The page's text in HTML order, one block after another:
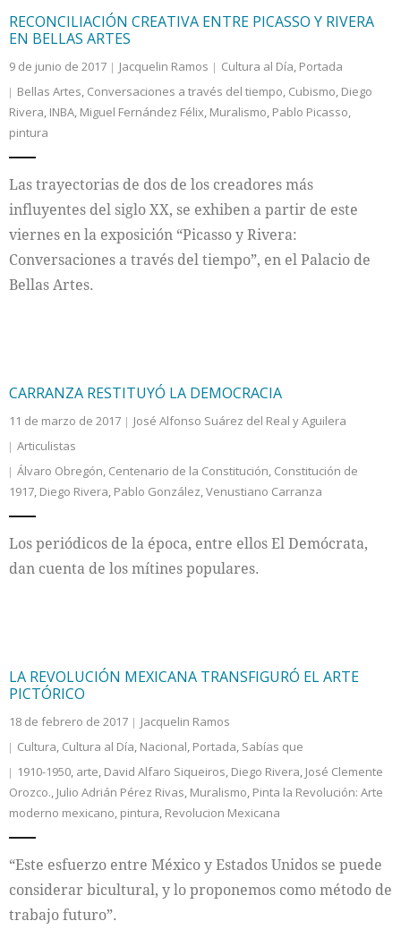
RECONCILIACIÓN CREATIVA ENTRE PICASSO Y RIVERA
EN BELLAS ARTES
9 de junio de 2017 Jacquelin Ramos Cultura al Día, Portada
Bellas Artes, Conversaciones a través del tiempo, Cubismo, Diego
Rivera, INBA, Miguel Fernández Félix, Muralismo, Pablo Picasso,
pintura
Las trayectorias de dos de los creadores más
influyentes del siglo XX, se exhiben a partir de este
viernes en la exposición “Picasso y Rivera:
Conversaciones a través del tiempo”, en el Palacio de
Bellas Artes.
CARRANZA RESTITUYÓ LA DEMOCRACIA
11 de marzo de 2017
José Alfonso Suárez del Real y Aguilera
Articulistas
Álvaro Obregón, Centenario de la Constitución, Constitución de
1917, Diego Rivera, Pablo González,Venustiano Carranza
Los periódicos de la época, entre ellos El Demócrata,
dan cuenta de los mítines populares.
LA REVOLUCIÓN MEXICANA TRANSFIGURÓ EL ARTE
PICTÓRICO
18 de febrero de 2017
Jacquelin Ramos
Cultura, Cultura al Día, Nacional, Portada, Sabías que
1910-1950, arte, David Alfaro Siqueiros, Diego Rivera, José Clemente
Orozco., Julio Adrián Pérez Rivas, Muralismo, Pinta la Revolución: Arte
moderno mexicano, pintura, Revolucion Mexicana
“Este esfuerzo entre México y Estados Unidos se puede
considerar bicultural, y lo proponemos como método de
trabajo futuro”.